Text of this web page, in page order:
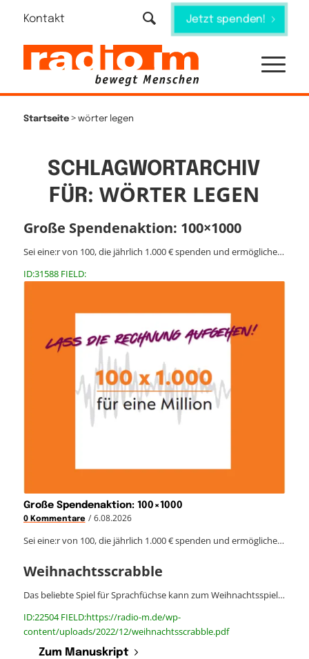
Kontakt Jetzt spenden!
Startseite> wörter legen
SCHLAGWORTARCHIV
FÜR:WÖRTER LEGEN
Große Spendenaktion: 100×1000
Sei eine:r von 100, die jährlich 1.000 € spenden und ermögliche…
ID:31588 FIELD:
Große Spendenaktion: 100×1000
0 Kommentare / 6.08.2026
Sei eine:r von 100, die jährlich 1.000 € spenden und ermögliche…
Weihnachtsscrabble
Das beliebte Spiel für Sprachfüchse kann zum Weihnachtsspiel…
ID:22504 FIELD:https://radio-m.de/wp-
content/uploads/2022/12/weihnachtsscrabble.pdf
Zum Manuskript